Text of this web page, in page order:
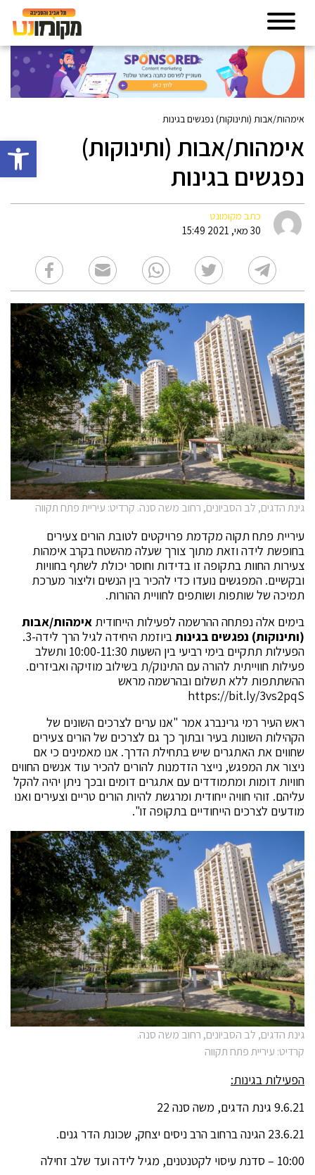
פתח
אימהות/אבות (ותינוקות) נפגשים בגינות
אימהות/אבות (ותינוקות)
נפגשים בגינות
כתב מקומונט
30 מאי, 2021 15:49
גינת הדגים, לב הסביונים, רחוב משה סנה. קרדיט: עיריית פתח תקווה
עיריית פתח תקוה מקדמת פרויקטים לטובת הורים צעירים
בחופשת לידה וזאת מתוך צורך שעלה מהשטח בקרב אימהות
צעירות החוות בתקופה זו בדידות וחוסר יכולת לשתף בחוויות
ובקשיים. המפגשים נועדו כדי להכיר בין הנשים וליצור מערכת
תמיכה של שותפות ושותפים לחוויית ההורות.
בימים אלה נפתחה ההרשמה לפעילות הייחודית אימהות/אבות
(ותינוקות) נפגשים בגינות
ביוזמת היחידה לגיל הרך לידה-3.
הפעילות תתקיים בימי רביעי בין השעות 10:00-11:30 ותשלב
פעילות חווייתית להורה עם התינוק/ת בשילוב מוזיקה ואביזרים.
ההשתתפות ללא תשלום ובהרשמה מראש
https://bit.ly/3vs2pqS
ראש העיר רמי גרינברג אמר "אנו ערים לצרכים השונים של
הקהילות השונות בעיר ובתוך כך גם לצרכים של הורים צעירים
שחווים את האתגרים שיש בתחילת הדרך. אנו מאמינים כי אם
ניצור את המפגש, נייצר הזדמנות להורים להכיר עוד אנשים החווים
חוויות דומות ומתמודדים עם אתגרים דומים ובכך ניתן יהיה להקל
עליהם. זוהי חוויה ייחודית ומרגשת להיות הורים טריים וצעירים ואנו
מודעים לצרכים הייחודיים בתקופה זו".
גינת הדגים, לב הסביונים, רחוב משה סנה.
קרדיט: עיריית פתח תקווה
הפעילות בגינות:
9.6.21 גינת הדגים, משה סנה 22
23.6.21 הגינה ברחוב הרב ניסים יצחק, שכונת הדר גנים.
10:00 – סדנת עיסוי לקטנטנים, מגיל לידה ועד שלב זחילה